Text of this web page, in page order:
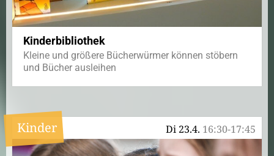
Kinderbibliothek
Kleine und größere Bücherwürmer können stöbern
und Bücher ausleihen
Di 23.4. 16:30-17:45
Kinder